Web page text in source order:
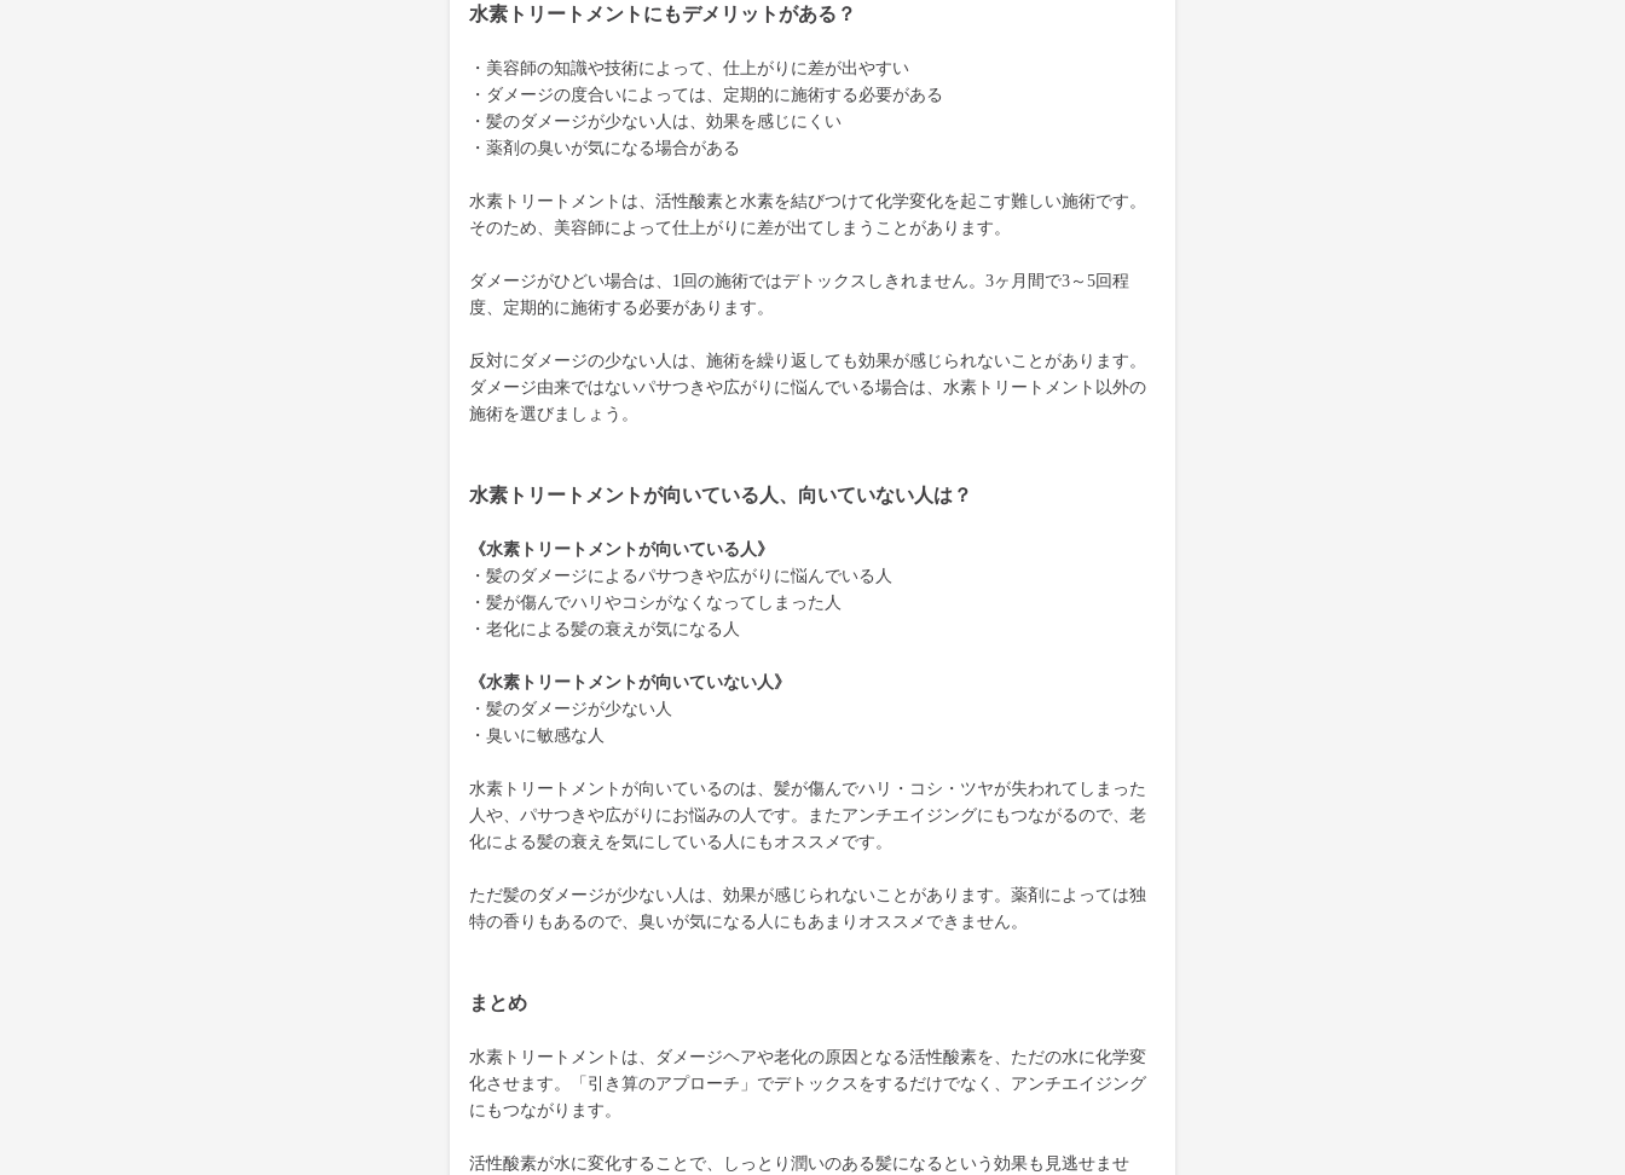
水素トリートメントにもデメリットがある？
・美容師の知識や技術によって、仕上がりに差が出やすい
・ダメージの度合いによっては、定期的に施術する必要がある
・髪のダメージが少ない人は、効果を感じにくい
・薬剤の臭いが気になる場合がある
水素トリートメントは、活性酸素と水素を結びつけて化学変化を起こす難しい施術です。
そのため、美容師によって仕上がりに差が出てしまうことがあります。
ダメージがひどい場合は、1回の施術ではデトックスしきれません。3ヶ月間で3～5回程
度、定期的に施術する必要があります。
反対にダメージの少ない人は、施術を繰り返しても効果が感じられないことがあります。
ダメージ由来ではないパサつきや広がりに悩んでいる場合は、水素トリートメント以外の
施術を選びましょう。
水素トリートメントが向いている人、向いていない人は？
《水素トリートメントが向いている人》
・髪のダメージによるパサつきや広がりに悩んでいる人
・髪が傷んでハリやコシがなくなってしまった人
・老化による髪の衰えが気になる人
《水素トリートメントが向いていない人》
・髪のダメージが少ない人
・臭いに敏感な人
水素トリートメントが向いているのは、髪が傷んでハリ・コシ・ツヤが失われてしまった
人や、パサつきや広がりにお悩みの人です。またアンチエイジングにもつながるので、老
化による髪の衰えを気にしている人にもオススメです。
ただ髪のダメージが少ない人は、効果が感じられないことがあります。薬剤によっては独
特の香りもあるので、臭いが気になる人にもあまりオススメできません。
まとめ
水素トリートメントは、ダメージヘアや老化の原因となる活性酸素を、ただの水に化学変
化させます。「引き算のアプローチ」でデトックスをするだけでなく、アンチエイジング
にもつながります。
活性酸素が水に変化することで、しっとり潤いのある髪になるという効果も見逃せませ